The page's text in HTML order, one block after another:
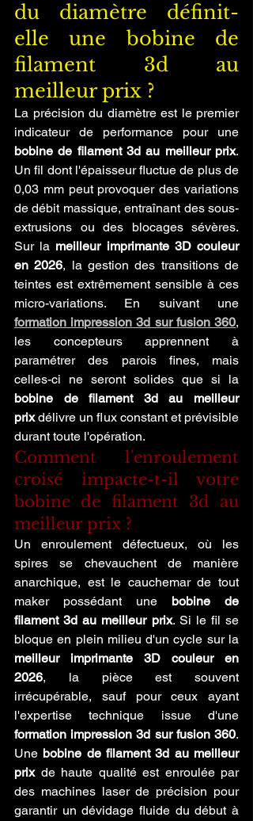
du diamètre définit-
elle une bobine de
filament 3d au
meilleur prix ?
La précision du diamètre est le premier
bobine de filament 3d au meilleur prix.
Un fil dont l'épaisseur fluctue de plus de
0,03 mm peut provoquer des variations
de débit massique, entraînant des sous-
extrusions ou des blocages sévères.
Sur la meilleur imprimante 3D couleur
en 2026, la gestion des transitions de
teintes est extrêmement sensible à ces
formation impression 3d sur fusion 360,
les concepteurs apprennent à
paramétrer des parois fines, mais
bobine de filament 3d au meilleur
prix délivre un flux constant et prévisible
durant toute l'opération.
Comment l'enroulement
croisé impacte-t-il votre
bobine de filament 3d au
meilleur prix ?
Un enroulement défectueux, où les
spires se chevauchent de manière
anarchique, est le cauchemar de tout
maker possédant une bobine de
filament 3d au meilleur prix. Si le fil se
meilleur imprimante 3D couleur en
2026, la pièce est souvent
irrécupérable, sauf pour ceux ayant
formation impression 3d sur fusion 360.
Une bobine de filament 3d au meilleur
prix de haute qualité est enroulée par
des machines laser de précision pour
garantir un dévidage fluide du début à